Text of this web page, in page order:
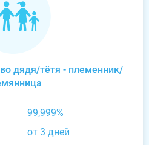
дядя/тётя - племенник/
99,999%
от 3 дней